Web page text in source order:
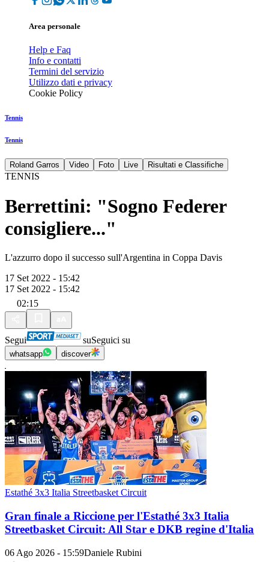
Area personale
Help e Faq
Info e contatti
Termini del servizio
Utilizzo dati e privacy
Cookie Policy
Tennis
Tennis
Roland Garros Video Foto Live Risultati e Classifiche
TENNIS
Berrettini: "Sogno Federer
consigliere..."
L'azzurro dopo il successo sull'Argentina in Coppa Davis
17 Set 2022 - 15:42
17 Set 2022 - 15:42
02:15
Segui suSeguici su
whatsapp discover
Estathé 3x3 Italia Streetbasket Circuit
Gran finale a Riccione per l'Estathé 3x3 Italia
Streetbasket Circuit: All Star e DKB regine d'Italia
06 Ago 2026 - 15:59Daniele Rubini